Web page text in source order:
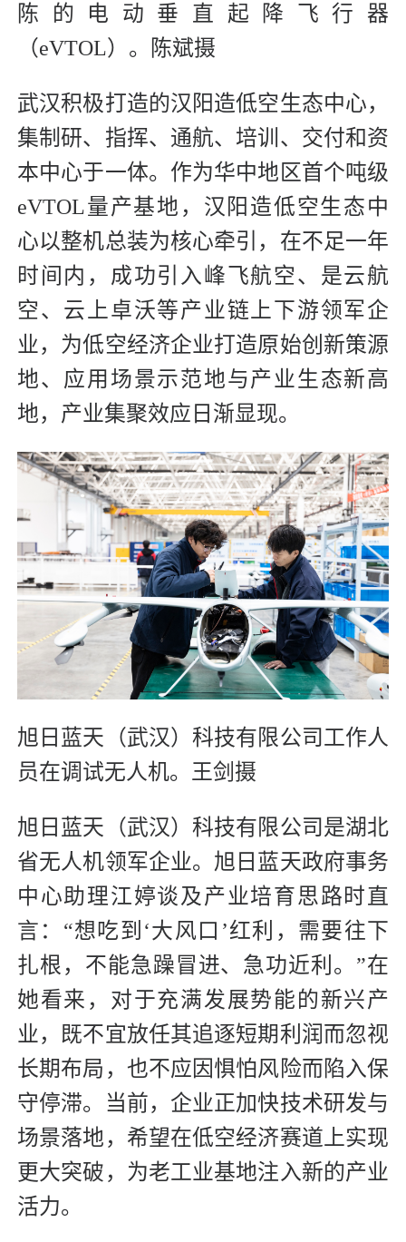
陈的电动垂直起降飞行器
（eVTOL）。陈斌摄
武汉积极打造的汉阳造低空生态中心，
集制研、指挥、通航、培训、交付和资
本中心于一体。作为华中地区首个吨级
eVTOL量产基地，汉阳造低空生态中
心以整机总装为核心牵引，在不足一年
时间内，成功引入峰飞航空、是云航
空、云上卓沃等产业链上下游领军企
业，为低空经济企业打造原始创新策源
地、应用场景示范地与产业生态新高
地，产业集聚效应日渐显现。
旭日蓝天（武汉）科技有限公司工作人
员在调试无人机。王剑摄
旭日蓝天（武汉）科技有限公司是湖北
省无人机领军企业。旭日蓝天政府事务
中心助理江婷谈及产业培育思路时直
言：“想吃到‘大风口’红利，需要往下
扎根，不能急躁冒进、急功近利。”在
她看来，对于充满发展势能的新兴产
业，既不宜放任其追逐短期利润而忽视
长期布局，也不应因惧怕风险而陷入保
守停滞。当前，企业正加快技术研发与
场景落地，希望在低空经济赛道上实现
更大突破，为老工业基地注入新的产业
活力。